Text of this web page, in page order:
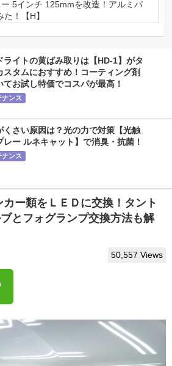
5インチ 125mmを改造！アルミパ
！【H】
】
75mmを改造！マジックパッド交換
H】
】はポイントサイト経由でキャン
paypayカード【￥2,500 】はポイ
会がお得【H】
！オイル交換や添加剤・燃費向上グ
果があるか？！
種類も豊富なLEDがおすすめ！タ
カー類をＬＥＤに交換！タントカ
ブとフォグランプ交換方法も解説！
ーンを狙う【H】
ライトの黄ばみ取りは【HD-1】がタ
スタムにおすすめ！コーティング剤
てお試し特価でコスパが最高！
ナンス
くさい原因は？光の力で対策【光触
レー ルネキャット】で消臭・抗菌！
ナンス
ー類をＬＥＤに交換！タント
とフォグランプ交換方法も解
50,557 Views